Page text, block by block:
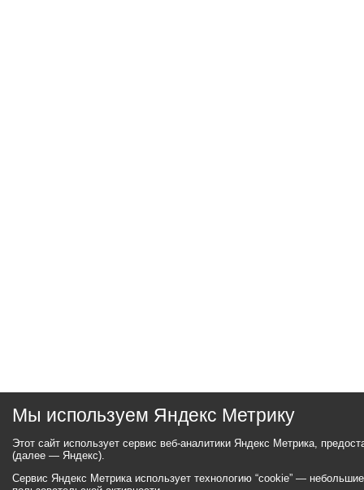
Мы используем Яндекс Метрику
Этот сайт использует сервис веб-аналитики Яндекс Метрика,
(далее — Яндекс).
Сервис Яндекс Метрика использует технологию “cookie” —